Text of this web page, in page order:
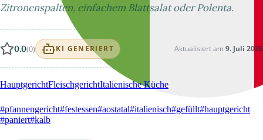
Zitronenspalten, einfachem Blattsalat oder Polenta.
0.0(0) KI GENERIERT Aktualisiert am 9. Juli 2026
HauptgerichtFleischgerichtItalienische Küche
#pfannengericht#festessen#aostatal#italienisch#gefüllt#hauptgericht
#paniert#kalb